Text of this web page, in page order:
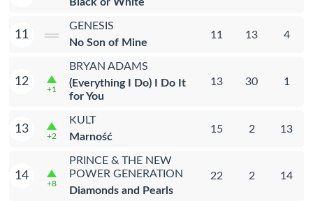
11
GENESIS
No Son of Mine
11 13 4
12
+1
BRYAN ADAMS
(Everything I Do) I Do It
for You
13 30 1
13
+2
KULT
Marność
15 2 13
14
+8
PRINCE & THE NEW
POWER GENERATION
Diamonds and Pearls
22 2 14